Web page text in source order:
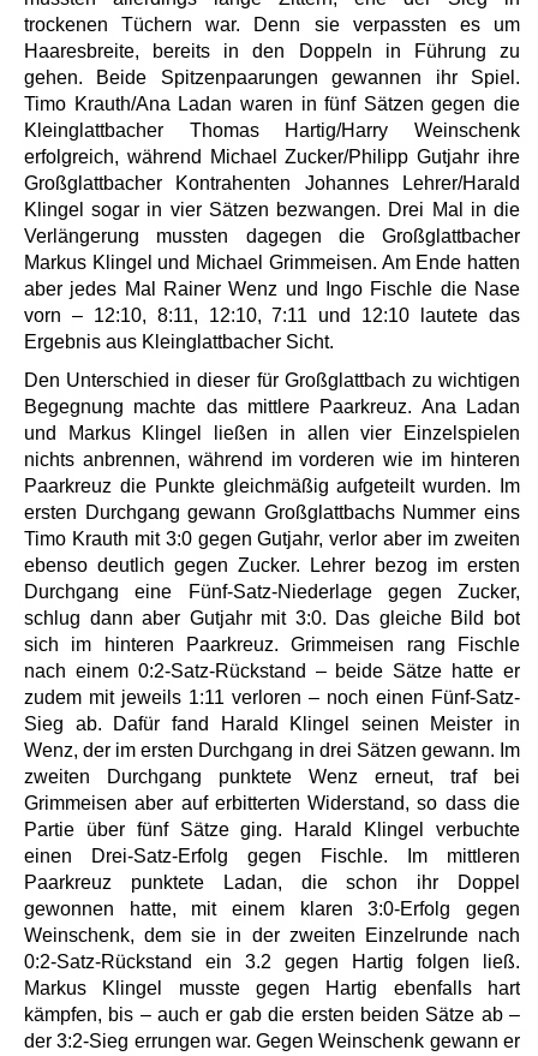
trockenen Tüchern war. Denn sie verpassten es um
Haaresbreite, bereits in den Doppeln in Führung zu
gehen. Beide Spitzenpaarungen gewannen ihr Spiel.
Timo Krauth/Ana Ladan waren in fünf Sätzen gegen die
Kleinglattbacher Thomas Hartig/Harry Weinschenk
erfolgreich, während Michael Zucker/Philipp Gutjahr ihre
Großglattbacher Kontrahenten Johannes Lehrer/Harald
Klingel sogar in vier Sätzen bezwangen. Drei Mal in die
Verlängerung mussten dagegen die Großglattbacher
Markus Klingel und Michael Grimmeisen. Am Ende hatten
aber jedes Mal Rainer Wenz und Ingo Fischle die Nase
vorn – 12:10, 8:11, 12:10, 7:11 und 12:10 lautete das
Ergebnis aus Kleinglattbacher Sicht.
Den Unterschied in dieser für Großglattbach zu wichtigen
Begegnung machte das mittlere Paarkreuz. Ana Ladan
und Markus Klingel ließen in allen vier Einzelspielen
nichts anbrennen, während im vorderen wie im hinteren
Paarkreuz die Punkte gleichmäßig aufgeteilt wurden. Im
ersten Durchgang gewann Großglattbachs Nummer eins
Timo Krauth mit 3:0 gegen Gutjahr, verlor aber im zweiten
ebenso deutlich gegen Zucker. Lehrer bezog im ersten
Durchgang eine Fünf-Satz-Niederlage gegen Zucker,
schlug dann aber Gutjahr mit 3:0. Das gleiche Bild bot
sich im hinteren Paarkreuz. Grimmeisen rang Fischle
nach einem 0:2-Satz-Rückstand – beide Sätze hatte er
zudem mit jeweils 1:11 verloren – noch einen Fünf-Satz-
Sieg ab. Dafür fand Harald Klingel seinen Meister in
Wenz, der im ersten Durchgang in drei Sätzen gewann. Im
zweiten Durchgang punktete Wenz erneut, traf bei
Grimmeisen aber auf erbitterten Widerstand, so dass die
Partie über fünf Sätze ging. Harald Klingel verbuchte
einen Drei-Satz-Erfolg gegen Fischle. Im mittleren
Paarkreuz punktete Ladan, die schon ihr Doppel
gewonnen hatte, mit einem klaren 3:0-Erfolg gegen
Weinschenk, dem sie in der zweiten Einzelrunde nach
0:2-Satz-Rückstand ein 3.2 gegen Hartig folgen ließ.
Markus Klingel musste gegen Hartig ebenfalls hart
kämpfen, bis – auch er gab die ersten beiden Sätze ab –
der 3:2-Sieg errungen war. Gegen Weinschenk gewann er